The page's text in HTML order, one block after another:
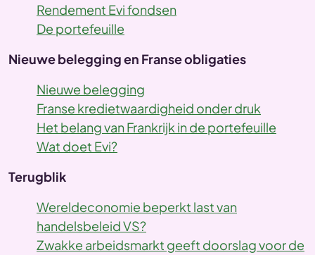
Rendement Evi fondsen
De portefeuille
Nieuwe belegging en Franse obligaties
Nieuwe belegging
Franse kredietwaardigheid onder druk
Het belang van Frankrijk in de portefeuille
Wat doet Evi?
Terugblik
Wereldeconomie beperkt last van
handelsbeleid VS?
Zwakke arbeidsmarkt geeft doorslag voor de